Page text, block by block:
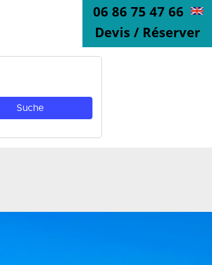
06 86 75 47 66
Devis / Réserver